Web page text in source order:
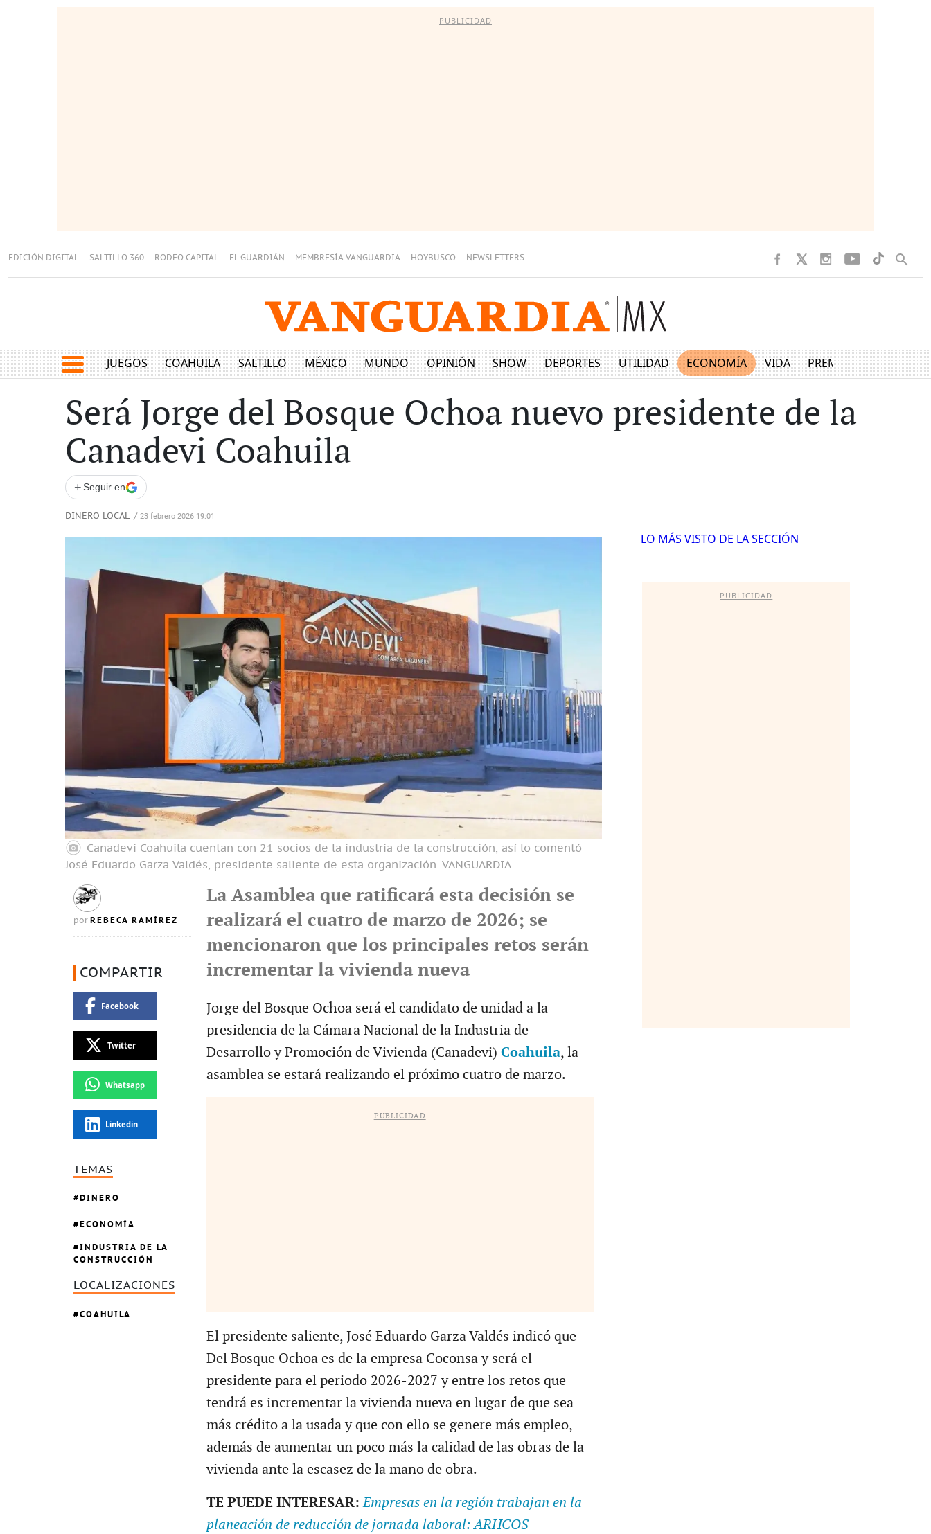
PUBLICIDAD
EDICIÓN DIGITAL SALTILLO 360 RODEO CAPITAL EL GUARDIÁN MEMBRESÍA VANGUARDIA HOYBUSCO NEWSLETTERS
JUEGOS COAHUILA SALTILLO MÉXICO MUNDO OPINIÓN SHOW DEPORTES UTILIDAD ECONOMÍA VIDA PREMIUM
Será Jorge del Bosque Ochoa nuevo presidente de la
Canadevi Coahuila
+ Seguir en
DINERO LOCAL / 23 febrero 2026 19:01
Canadevi Coahuila cuentan con 21 socios de la industria de la construcción, así lo comentó
José Eduardo Garza Valdés, presidente saliente de esta organización. VANGUARDIA
por REBECA RAMÍREZ
COMPARTIR
Facebook
Twitter
Whatsapp
Linkedin
TEMAS
DINERO
ECONOMÍA
INDUSTRIA DE LA
CONSTRUCCIÓN
LOCALIZACIONES
COAHUILA
La Asamblea que ratificará esta decisión se
realizará el cuatro de marzo de 2026; se
mencionaron que los principales retos serán
incrementar la vivienda nueva
Jorge del Bosque Ochoa será el candidato de unidad a la
presidencia de la Cámara Nacional de la Industria de
Desarrollo y Promoción de Vivienda (Canadevi) Coahuila, la
asamblea se estará realizando el próximo cuatro de marzo.
PUBLICIDAD
El presidente saliente, José Eduardo Garza Valdés indicó que
Del Bosque Ochoa es de la empresa Coconsa y será el
presidente para el periodo 2026-2027 y entre los retos que
tendrá es incrementar la vivienda nueva en lugar de que sea
más crédito a la usada y que con ello se genere más empleo,
además de aumentar un poco más la calidad de las obras de la
vivienda ante la escasez de la mano de obra.
TE PUEDE INTERESAR:Empresas en la región trabajan en la
planeación de reducción de jornada laboral: ARHCOS
LO MÁS VISTO DE LA SECCIÓN
PUBLICIDAD